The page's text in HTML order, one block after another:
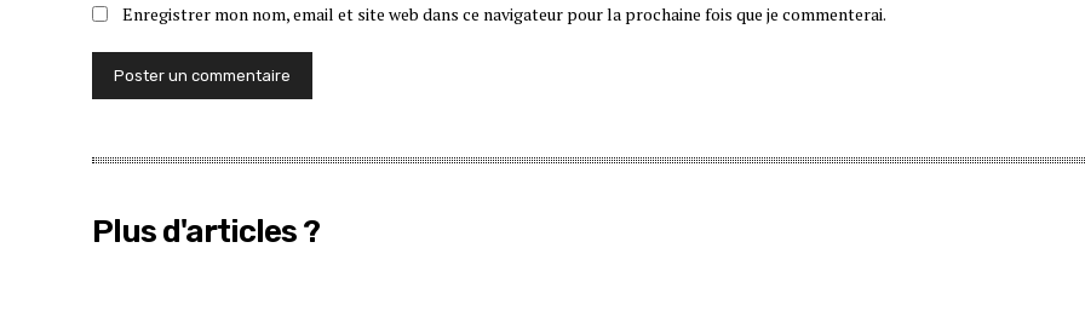
Enregistrer mon nom, email et site web dans ce navigateur pour la prochaine fois que je commenterai.
Plus d'articles ?